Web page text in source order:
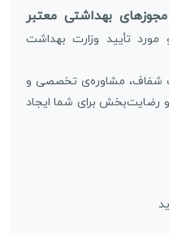
مجوزهای بهداشتی معتبر
تأیید وزارت بهداشت
شفاف، مشاوره‌ی تخصصی و
رضایت‌بخش برای شما ایجاد